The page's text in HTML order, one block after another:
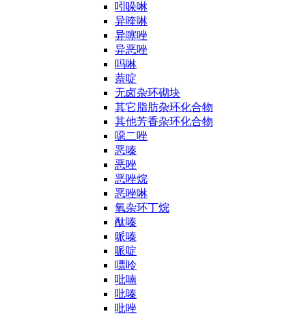
吲哚啉
异喹啉
异噻唑
异恶唑
吗啉
萘啶
无卤杂环砌块
其它脂肪杂环化合物
其他芳香杂环化合物
噁二唑
恶嗪
恶唑
恶唑烷
恶唑啉
氧杂环丁烷
酞嗪
哌嗪
哌啶
嘌呤
吡喃
吡嗪
吡唑